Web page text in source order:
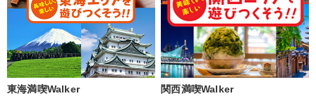
東海満喫Walker 関西満喫Walker